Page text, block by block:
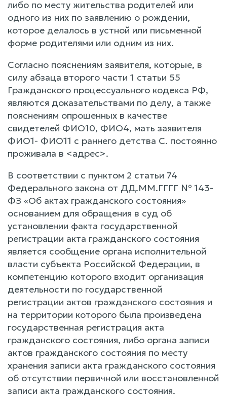
либо по месту жительства родителей или
одного из них по заявлению о рождении,
которое делалось в устной или письменной
форме родителями или одним из них.
Согласно пояснениям заявителя, которые, в
силу абзаца второго части 1 статьи 55
Гражданского процессуального кодекса РФ,
являются доказательствами по делу, а также
пояснениям опрошенных в качестве
свидетелей ФИО10, ФИО4, мать заявителя
ФИО1- ФИО11 с раннего детства С. постоянно
проживала в <адрес>.
В соответствии с пунктом 2 статьи 74
Федерального закона от ДД.ММ.ГГГГ № 143-
ФЗ «Об актах гражданского состояния»
основанием для обращения в суд об
установлении факта государственной
регистрации акта гражданского состояния
является сообщение органа исполнительной
власти субъекта Российской Федерации, в
компетенцию которого входит организация
деятельности по государственной
регистрации актов гражданского состояния и
на территории которого была произведена
государственная регистрация акта
гражданского состояния, либо органа записи
актов гражданского состояния по месту
хранения записи акта гражданского состояния
об отсутствии первичной или восстановленной
записи акта гражданского состояния.